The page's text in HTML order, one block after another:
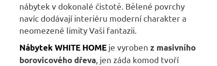
nábytek v dokonalé čistotě. Bělené povrchy
navíc dodávají interiéru moderní charakter a
neomezené limity Vaši fantazii.
Nábytek WHITE HOME je vyroben z masivního
borovicového dřeva, jen záda komod tvoří